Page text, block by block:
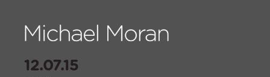
12.07.15